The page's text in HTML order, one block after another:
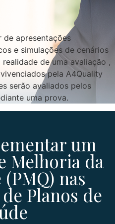
apresentações
e simulações de cenários
de uma avaliação ,
pela A4Quality
serão avaliados pelos
uma prova.
um
Melhoria da
nas
Planos de